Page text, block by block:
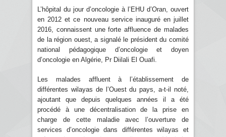
L’hôpital du jour d’oncologie à l’EHU d’Oran, ouvert
en 2012 et ce nouveau service inauguré en juillet
2016, connaissent une forte affluence de malades
de la région ouest, a signalé le président du comité
national pédagogique d’oncologie et doyen
d’oncologie en Algérie, Pr Diilali El Ouafi.
Les malades affluent à l’établissement de
différentes wilayas de l’Ouest du pays, a-t-il noté,
ajoutant que depuis quelques années il a été
procédé à une décentralisation de la prise en
charge de cette maladie avec l’ouverture de
services d’oncologie dans différentes wilayas et